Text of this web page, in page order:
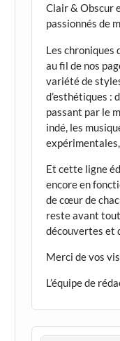
Clair & Obscur
passionnés de
Les chroniques
au fil de nos
variété de
d’esthétiques :
passant par le
indé, les
Et cette ligne
encore en
de cœur de
reste avant
découvertes et
Merci de vos
L’équipe de